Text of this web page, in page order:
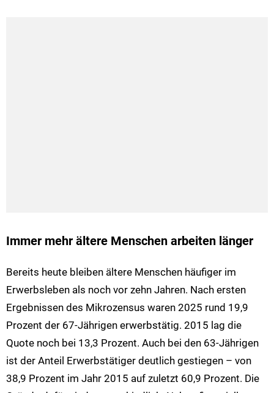
Immer mehr ältere Menschen arbeiten länger
Bereits heute bleiben ältere Menschen häufiger im
Erwerbsleben als noch vor zehn Jahren. Nach ersten
Ergebnissen des Mikrozensus waren 2025 rund 19,9
Prozent der 67-Jährigen erwerbstätig. 2015 lag die
Quote noch bei 13,3 Prozent. Auch bei den 63-Jährigen
ist der Anteil Erwerbstätiger deutlich gestiegen – von
38,9 Prozent im Jahr 2015 auf zuletzt 60,9 Prozent. Die